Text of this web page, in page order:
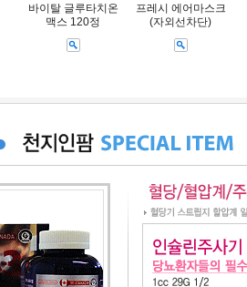
바이탈 글루타치온
맥스 120정
프레시 에어마스크
(자외선차단)